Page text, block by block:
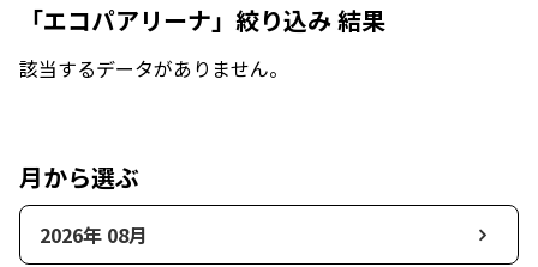
「エコパアリーナ」絞り込み 結果
該当するデータがありません。
月から選ぶ
2026年 08月